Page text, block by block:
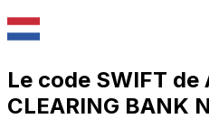
Le code SWIFT de
CLEARING BANK